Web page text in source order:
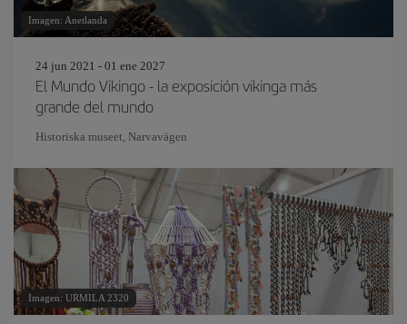
Imagen: Anetlanda
24 jun 2021 - 01 ene 2027
El Mundo Vikingo - la exposición vikinga más
grande del mundo
Historiska museet, Narvavägen
Imagen: URMILA 2320